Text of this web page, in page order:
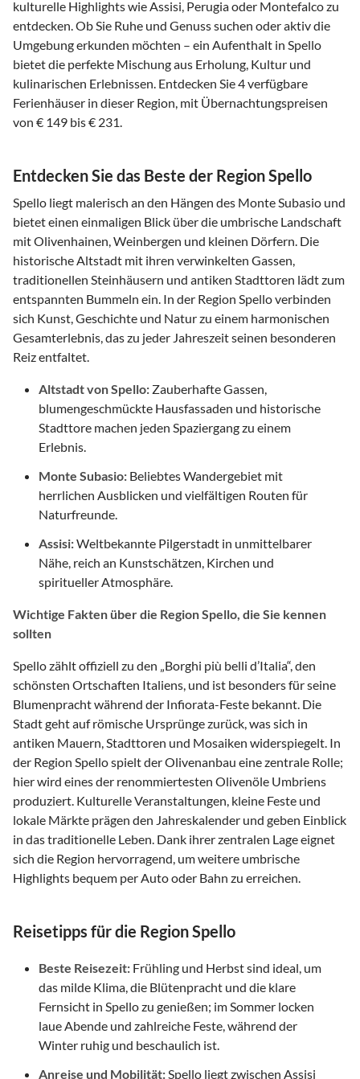
kulturelle Highlights wie Assisi, Perugia oder Montefalco zu
entdecken. Ob Sie Ruhe und Genuss suchen oder aktiv die
Umgebung erkunden möchten – ein Aufenthalt in Spello
bietet die perfekte Mischung aus Erholung, Kultur und
kulinarischen Erlebnissen. Entdecken Sie 4 verfügbare
Ferienhäuser in dieser Region, mit Übernachtungspreisen
von € 149 bis € 231.
Entdecken Sie das Beste der Region Spello
Spello liegt malerisch an den Hängen des Monte Subasio und
bietet einen einmaligen Blick über die umbrische Landschaft
mit Olivenhainen, Weinbergen und kleinen Dörfern. Die
historische Altstadt mit ihren verwinkelten Gassen,
traditionellen Steinhäusern und antiken Stadttoren lädt zum
entspannten Bummeln ein. In der Region Spello verbinden
sich Kunst, Geschichte und Natur zu einem harmonischen
Gesamterlebnis, das zu jeder Jahreszeit seinen besonderen
Reiz entfaltet.
Altstadt von Spello: Zauberhafte Gassen,
blumengeschmückte Hausfassaden und historische
Stadttore machen jeden Spaziergang zu einem
Erlebnis.
Monte Subasio: Beliebtes Wandergebiet mit
herrlichen Ausblicken und vielfältigen Routen für
Naturfreunde.
Assisi:Weltbekannte Pilgerstadt in unmittelbarer
Nähe, reich an Kunstschätzen, Kirchen und
spiritueller Atmosphäre.
Wichtige Fakten über die Region Spello, die Sie kennen
sollten
Spello zählt offiziell zu den „Borghi più belli d’Italia“, den
schönsten Ortschaften Italiens, und ist besonders für seine
Blumenpracht während der Infiorata-Feste bekannt. Die
Stadt geht auf römische Ursprünge zurück, was sich in
antiken Mauern, Stadttoren und Mosaiken widerspiegelt. In
der Region Spello spielt der Olivenanbau eine zentrale Rolle;
hier wird eines der renommiertesten Olivenöle Umbriens
produziert. Kulturelle Veranstaltungen, kleine Feste und
lokale Märkte prägen den Jahreskalender und geben Einblick
in das traditionelle Leben. Dank ihrer zentralen Lage eignet
sich die Region hervorragend, um weitere umbrische
Highlights bequem per Auto oder Bahn zu erreichen.
Reisetipps für die Region Spello
Beste Reisezeit: Frühling und Herbst sind ideal, um
das milde Klima, die Blütenpracht und die klare
Fernsicht in Spello zu genießen; im Sommer locken
laue Abende und zahlreiche Feste, während der
Winter ruhig und beschaulich ist.
Anreise und Mobilität:Spello liegt zwischen Assisi